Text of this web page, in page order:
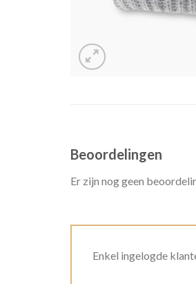
Beoordelingen
Er zijn nog geen
Enkel ingelogde